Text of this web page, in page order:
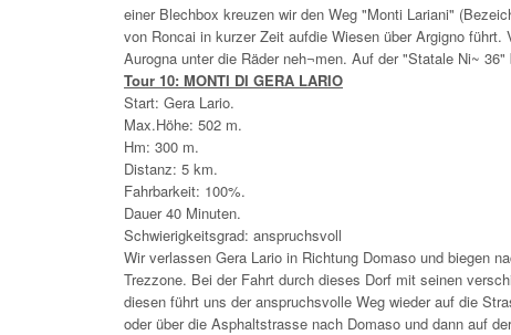
einer Blechbox kreuzen wir den Weg "Monti Lariani"
von Roncai in kurzer Zeit aufdie Wiesen über Argigno
Aurogna unter die Räder neh¬men. Auf der "Statale Ni~
Tour 10: MONTI DI GERA LARIO
Start: Gera Lario.
Max.Höhe: 502 m.
Hm: 300 m.
Distanz: 5 km.
Fahrbarkeit: 100%.
Dauer 40 Minuten.
Schwierigkeitsgrad: anspruchsvoll
Wir verlassen Gera Lario in Richtung Domaso und biegen
Trezzone. Bei der Fahrt durch dieses Dorf mit seinen
diesen führt uns der anspruchsvolle Weg wieder auf die
oder über die Asphaltstrasse nach Domaso und dann auf